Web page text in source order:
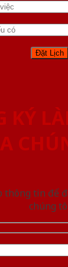
KÝ
thông tin để
chúng